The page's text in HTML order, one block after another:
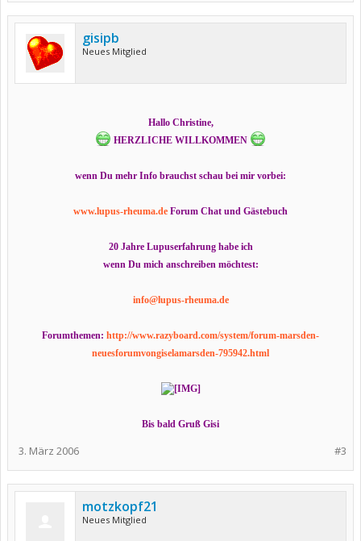
gisipb
Neues Mitglied
Hallo Christine,
HERZLICHE WILLKOMMEN
wenn Du mehr Info brauchst schau bei mir vorbei:
www.lupus-rheuma.de Forum Chat und Gästebuch
20 Jahre Lupuserfahrung habe ich
wenn Du mich anschreiben möchtest:
info@lupus-rheuma.de
Forumthemen: http://www.razyboard.com/system/forum-marsden-
neuesforumvongiselamarsden-795942.html
Bis bald Gruß Gisi
#3
3. März 2006
motzkopf21
Neues Mitglied